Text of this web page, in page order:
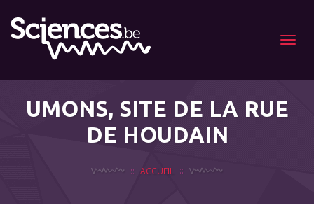
Menu
UMONS, SITE DE LA RUE
DE HOUDAIN
ACCUEIL